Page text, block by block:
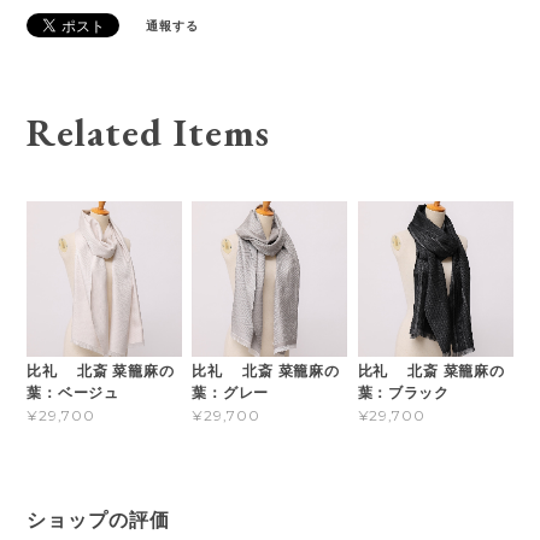
通報する
Related Items
比礼 北斎 菜籠麻の
葉：ベージュ
¥29,700
比礼 北斎 菜籠麻の
葉：グレー
¥29,700
比礼 北斎 菜籠麻の
葉：ブラック
¥29,700
ショップの評価